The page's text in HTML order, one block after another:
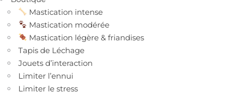
Mastication intense
Mastication modérée
Mastication légère & friandises
Tapis de Léchage
Jouets d’interaction
Limiter l’ennui
Limiter le stress